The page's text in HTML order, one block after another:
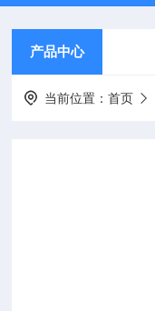
产品中心
当前位置：首页